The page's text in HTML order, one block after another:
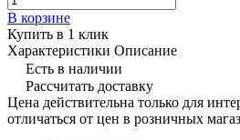
В корзине
Купить в 1 клик
Характеристики Описание
Есть в наличии
Рассчитать доставку
Цена действительна только для
отличаться от цен в розничных